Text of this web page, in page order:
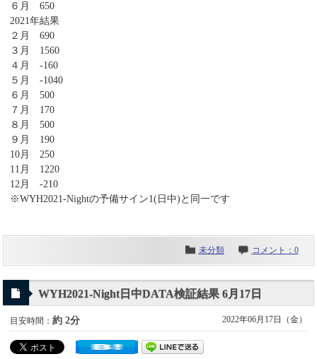
６月 650
2021年結果
２月 690
３月 1560
４月 -160
５月 -1040
６月 500
７月 170
８月 500
９月 190
10月 250
11月 1220
12月 -210
※WYH2021-Nightの予備サイン1(日中)と同一です
未分類 コメント：0
WYH2021-Night日中DATA検証結果 6月17日
目安時間：約 2分 2022年06月17日（金）